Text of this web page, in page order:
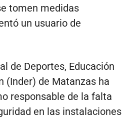
tomen medidas
un usuario de
de Deportes, Educación
(Inder) de Matanzas ha
responsable de la falta
en las instalaciones